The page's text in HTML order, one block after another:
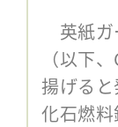
英紙ガ
（以下
揚げる
化石燃